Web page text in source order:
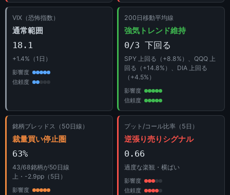
VIX（恐怖指数）
通常範囲
18.1
+1.4%（1日）
影響度
信頼度
200日移動平均線
強気トレンド維持
0/3 下回る
SPY 上回る（+8.8%）、QQQ 上
回る（+14.8%）、DIA 上回る
（+4.5%）
影響度
信頼度
銘柄ブレッドス（50日線）
裁量買い停止圏
63%
43/68銘柄が50日線
上・-2.9pp（5日）
影響度
プット/コール比率（5日）
逆張り売りシグナル
0.66
過度な楽観・横ばい
影響度
信頼度